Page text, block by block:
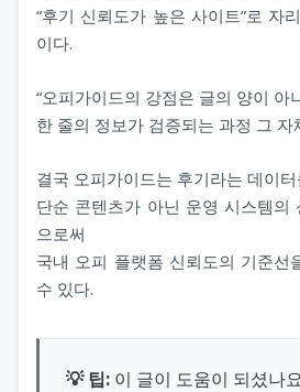
“후기 신뢰도가 높은 사이트”로 자
이다.
“오피가이드의 강점은 글의 양이 아
한 줄의 정보가 검증되는 과정 그 자
결국 오피가이드는 후기라는 데이터
단순 콘텐츠가 아닌 운영 시스템의
으로써
국내 오피 플랫폼 신뢰도의 기준선
수 있다.
💡 팁: 이 글이 도움이 되셨나